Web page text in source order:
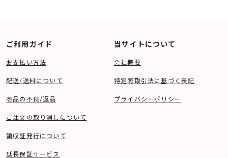
ご利用ガイド
お支払い方法
配送/送料について
商品の不良/返品
ご注文の取り消しについて
領収証発行について
延長保証サービス
当サイトについて
会社概要
特定商取引法に基づく表記
プライバシーポリシー